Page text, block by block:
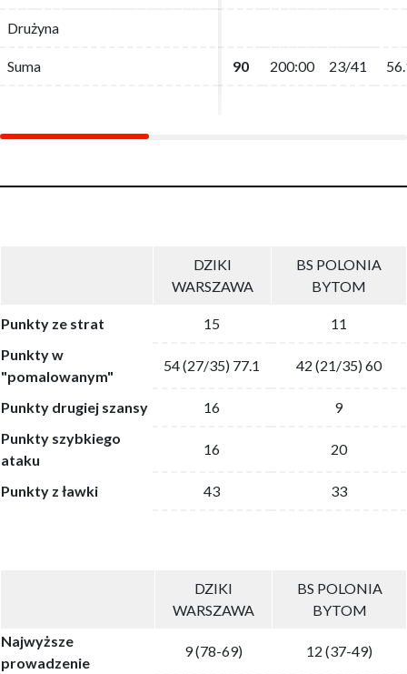
Drużyna
Suma 90 200:00 23/41
Drużyna
Suma 90 200:00 23/41
DZIKI
WARSZAWA
BS POLONIA
BYTOM
Punkty ze strat 15
11
Punkty w
"pomalowanym"
54 (27/35) 77.1 42 (21/35) 60
Punkty drugiej szansy 16
9
Punkty szybkiego
ataku
16 20
Punkty z ławki 43 33
DZIKI
WARSZAWA
BS POLONIA
BYTOM
Najwyższe
prowadzenie
9 (78-69) 12 (37-49)